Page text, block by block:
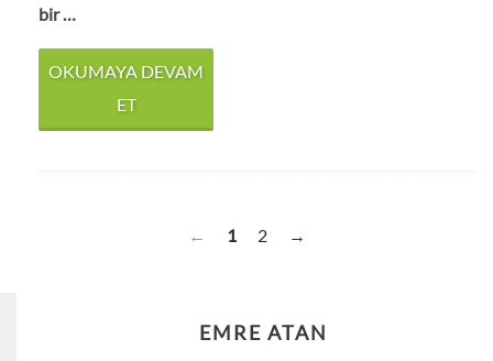
bir …
OKUMAYA DEVAM
ET
1 2
EMRE ATAN